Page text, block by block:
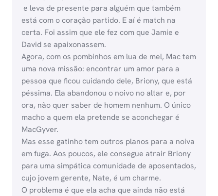
 e leva de presente para alguém que também
está com o coração partido. E aí é match na
certa. Foi assim que ele fez com que Jamie e
David se apaixonassem.
Agora, com os pombinhos em lua de mel, Mac tem
uma nova missão: encontrar um amor para a
pessoa que ficou cuidando dele, Briony, que está
péssima. Ela abandonou o noivo no altar e, por
ora, não quer saber de homem nenhum. O único
macho a quem ela pretende se aconchegar é
MacGyver.
Mas esse gatinho tem outros planos para a noiva
em fuga. Aos poucos, ele consegue atrair Briony
para uma simpática comunidade de aposentados,
cujo jovem gerente, Nate, é um charme.
O problema é que ela acha que ainda não está